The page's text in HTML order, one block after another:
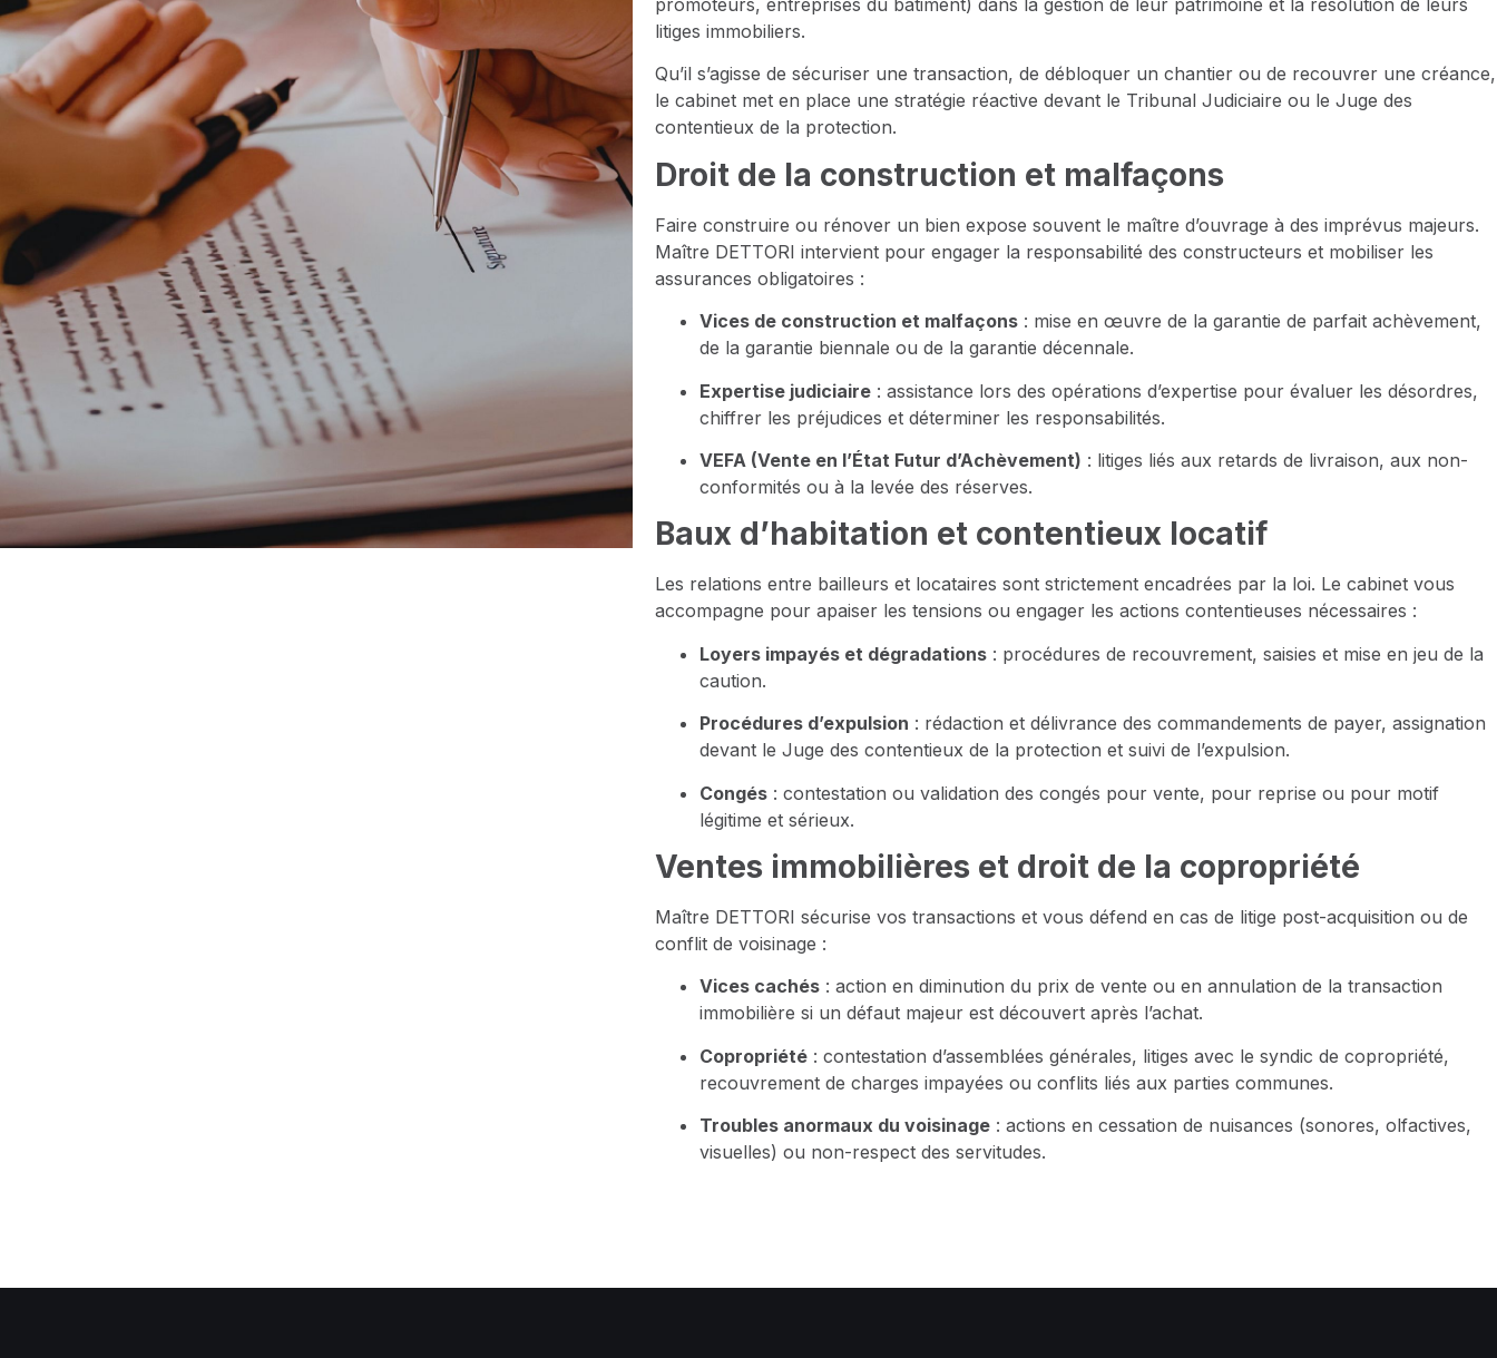
promoteurs, entreprises du bâtiment) dans la gestion de leur patrimoine et la résolution de leurs
litiges immobiliers.
Qu’il s’agisse de sécuriser une transaction, de débloquer un chantier ou de recouvrer une créance,
le cabinet met en place une stratégie réactive devant le Tribunal Judiciaire ou le Juge des
contentieux de la protection.
Droit de la construction et malfaçons
Faire construire ou rénover un bien expose souvent le maître d’ouvrage à des imprévus majeurs.
Maître DETTORI intervient pour engager la responsabilité des constructeurs et mobiliser les
assurances obligatoires :
Vices de construction et malfaçons: mise en œuvre de la garantie de parfait achèvement,
de la garantie biennale ou de la garantie décennale.
Expertise judiciaire: assistance lors des opérations d’expertise pour évaluer les désordres,
chiffrer les préjudices et déterminer les responsabilités.
VEFA (Vente en l’État Futur d’Achèvement) : litiges liés aux retards de livraison, aux non-
conformités ou à la levée des réserves.
Baux d’habitation et contentieux locatif
Les relations entre bailleurs et locataires sont strictement encadrées par la loi. Le cabinet vous
accompagne pour apaiser les tensions ou engager les actions contentieuses nécessaires :
Loyers impayés et dégradations: procédures de recouvrement, saisies et mise en jeu de la
caution.
Procédures d’expulsion : rédaction et délivrance des commandements de payer, assignation
devant le Juge des contentieux de la protection et suivi de l’expulsion.
Congés: contestation ou validation des congés pour vente, pour reprise ou pour motif
légitime et sérieux.
Ventes immobilières et droit de la copropriété
Maître DETTORI sécurise vos transactions et vous défend en cas de litige post-acquisition ou de
conflit de voisinage :
Vices cachés: action en diminution du prix de vente ou en annulation de la transaction
immobilière si un défaut majeur est découvert après l’achat.
Copropriété: contestation d’assemblées générales, litiges avec le syndic de copropriété,
recouvrement de charges impayées ou conflits liés aux parties communes.
Troubles anormaux du voisinage: actions en cessation de nuisances (sonores, olfactives,
visuelles) ou non-respect des servitudes.